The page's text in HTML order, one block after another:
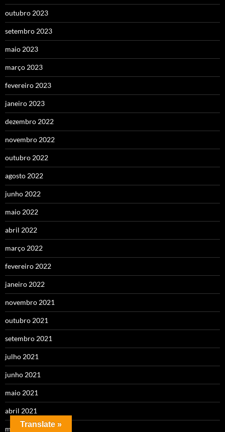
outubro 2023
setembro 2023
maio 2023
março 2023
fevereiro 2023
janeiro 2023
dezembro 2022
novembro 2022
outubro 2022
agosto 2022
junho 2022
maio 2022
abril 2022
março 2022
fevereiro 2022
janeiro 2022
novembro 2021
outubro 2021
setembro 2021
julho 2021
junho 2021
maio 2021
abril 2021
março 2021
Translate »